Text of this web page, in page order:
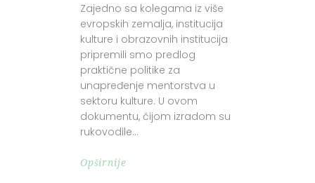
Zajedno sa kolegama iz više
evropskih zemalja, institucija
kulture i obrazovnih institucija
pripremili smo predlog
praktične politike za
unapređenje mentorstva u
sektoru kulture. U ovom
dokumentu, čijom izradom su
rukovodile
Opširnije